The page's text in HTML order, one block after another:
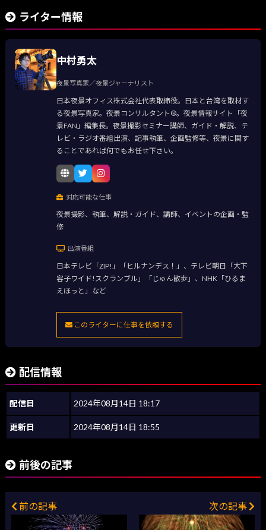
ライター情報
中村勇太
夜景写真家／夜景ジャーナリスト
日本夜景オフィス株式会社代表取締役。日本と台湾を取材す
る夜景写真家。夜景コンサルタント®。夜景情報サイト「夜
景FAN」編集長。夜景撮影セミナー講師、ガイド・解説、テ
レビ・ラジオ番組出演、記事執筆、企画監修等、夜景に関す
ることであれば何でもお任せ下さい。
対応可能な仕事
夜景撮影、執筆、解説・ガイド、講師、イベントの企画・監
修
出演番組
日本テレビ「ZIP!」「ヒルナンデス！」、テレビ朝日「大下
容子ワイド!スクランブル」「じゅん散歩」、NHK「ひるま
えほっと」など
このライターに仕事を依頼する
配信情報
配信日 2024年08月14日 18:17
更新日 2024年08月14日 18:55
前後の記事
前の記事 次の記事